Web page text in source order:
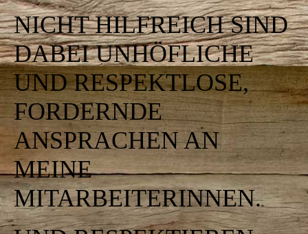
NICHT HILFREICH SIND
DABEI UNHÖFLICHE
UND RESPEKTLOSE,
FORDERNDE
ANSPRACHEN AN
MEINE
MITARBEITERINNEN.